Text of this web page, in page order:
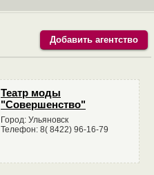
Добавить агентство
Театр моды
"Совершенство"
Город: Ульяновск
Телефон: 8( 8422) 96-16-79